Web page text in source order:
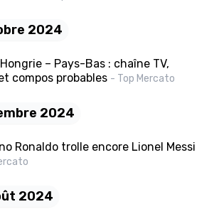
2024
– Pays-Bas : chaîne TV,
compos probables - Top Mercato
2024
Ronaldo trolle encore Lionel Messi
2024